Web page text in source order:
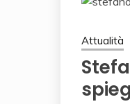
Attualità